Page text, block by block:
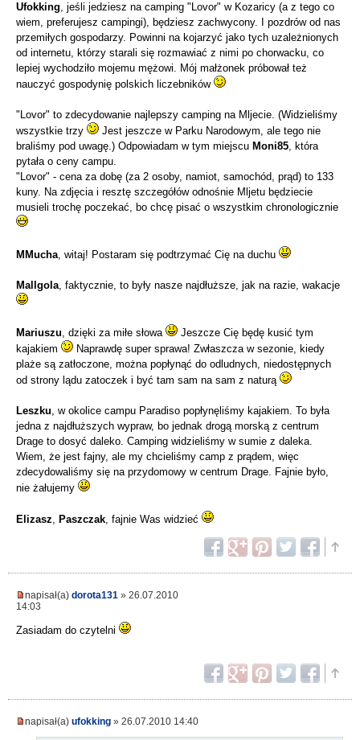
Ufokking, jeśli jedziesz na camping "Lovor" w Kozaricy (a z tego co
wiem, preferujesz campingi), będziesz zachwycony. I pozdrów od nas
przemiłych gospodarzy. Powinni na kojarzyć jako tych uzależnionych
od internetu, którzy starali się rozmawiać z nimi po chorwacku, co
lepiej wychodziło mojemu mężowi. Mój małżonek próbował też
nauczyć gospodynię polskich liczebników
"Lovor" to zdecydowanie najlepszy camping na Mljecie. (Widzieliśmy
wszystkie trzy
Jest jeszcze w Parku Narodowym, ale tego nie
braliśmy pod uwagę.) Odpowiadam w tym miejscu Moni85, która
pytała o ceny campu.
"Lovor" - cena za dobę (za 2 osoby, namiot, samochód, prąd) to 133
kuny. Na zdjęcia i resztę szczegółów odnośnie Mljetu będziecie
musieli trochę poczekać, bo chcę pisać o wszystkim chronologicznie
MMucha, witaj! Postaram się podtrzymać Cię na duchu
Mallgola, faktycznie, to były nasze najdłuższe, jak na razie, wakacje
Mariuszu, dzięki za miłe słowa
Jeszcze Cię będę kusić tym
kajakiem
Naprawdę super sprawa! Zwłaszcza w sezonie, kiedy
plaże są zatłoczone, można popłynąć do odludnych, niedostępnych
od strony lądu zatoczek i być tam sam na sam z naturą
Leszku, w okolice campu Paradiso popłynęliśmy kajakiem. To była
jedna z najdłuższych wypraw, bo jednak drogą morską z centrum
Drage to dosyć daleko. Camping widzieliśmy w sumie z daleka.
Wiem, że jest fajny, ale my chcieliśmy camp z prądem, więc
zdecydowaliśmy się na przydomowy w centrum Drage. Fajnie było,
nie żałujemy
Elizasz, Paszczak, fajnie Was widzieć
napisał(a) dorota131 » 26.07.2010
14:03
Zasiadam do czytelni
napisał(a) ufokking » 26.07.2010 14:40